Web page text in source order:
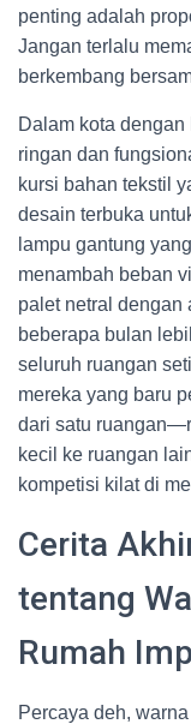
penting adalah
Jangan terlalu
berkembang
Dalam kota
ringan dan
kursi bahan tekstil
desain terbuka
lampu gantung
menambah beban
palet netral dengan
beberapa bulan
seluruh ruangan
mereka yang baru
dari satu
kecil ke ruangan
kompetisi kilat di
Cerita
tentang
Rumah
Percaya deh,